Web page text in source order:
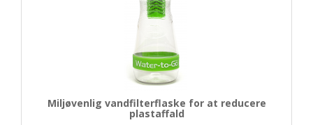
Miljøvenlig vandfilterflaske for at reducere
plastaffald